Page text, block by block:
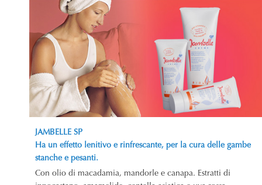
JAMBELLE SP
Ha un effetto lenitivo e rinfrescante, per la cura delle gambe
stanche e pesanti.
Con olio di macadamia, mandorle e canapa. Estratti di